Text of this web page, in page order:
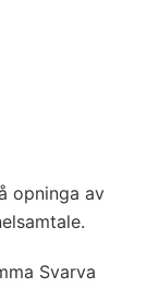
opninga av
Svarva